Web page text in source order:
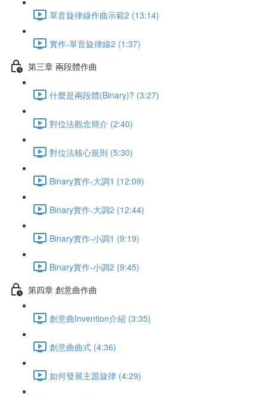
單音旋律線作曲示範2 (13:14)
實作-單音旋律線2 (1:37)
第三章 兩段體作曲
什麼是兩段體(Binary)? (3:27)
對位法觀念簡介 (2:40)
對位法核心規則 (5:30)
Binary實作-大調1 (12:09)
Binary實作-大調2 (12:44)
Binary實作-小調1 (9:19)
Binary實作-小調2 (9:45)
第四章 創意曲作曲
創意曲Invention介紹 (3:35)
創意曲曲式 (4:36)
如何發展主題旋律 (4:29)